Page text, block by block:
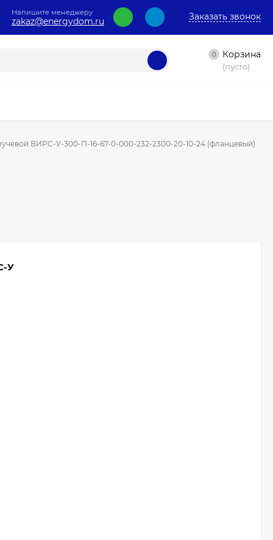
Напишите менеджеру
zakaz@energydom.ru Заказать звонок
0 Корзина
(пусто)
ВИРС-У-300-П-16-67-0-000-232-2300-20-10-24 (фланцевый)
У